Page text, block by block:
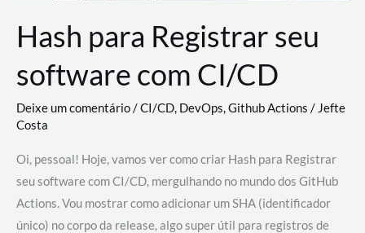
Hash para Registrar seu
software com CI/CD
Deixe um comentário/CI/CD, DevOps,Github Actions /Jefte
Costa
Oi, pessoal! Hoje, vamos ver como criar Hash para Registrar
seu software com CI/CD, mergulhando no mundo dos GitHub
Actions. Vou mostrar como adicionar um SHA (identificador
único) no corpo da release, algo super útil para registros de